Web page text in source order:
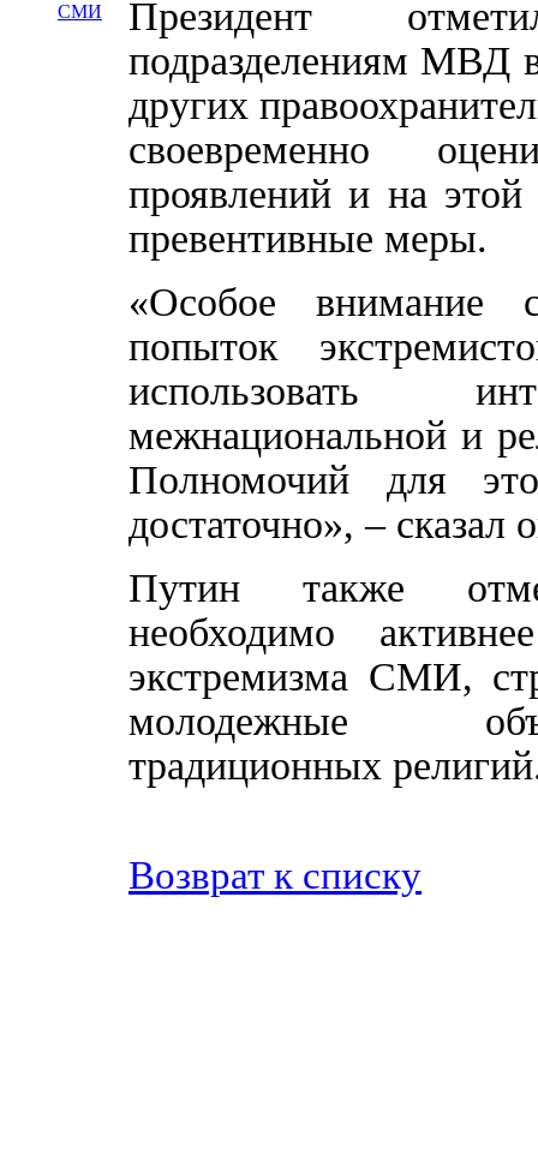
СМИ
Президент
подразделениям МВД
других
своевременно
проявлений и на
превентивные меры.
«Особое внимание
попыток
использовать
межнациональной и
Полномочий для
достаточно», – сказал
Путин также
необходимо
экстремизма СМИ,
молодежные
традиционных
Возврат к списку